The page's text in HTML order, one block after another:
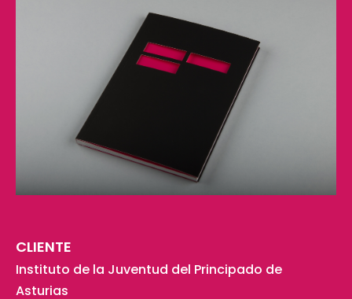
CLIENTE
Instituto de la Juventud del Principado de
Asturias